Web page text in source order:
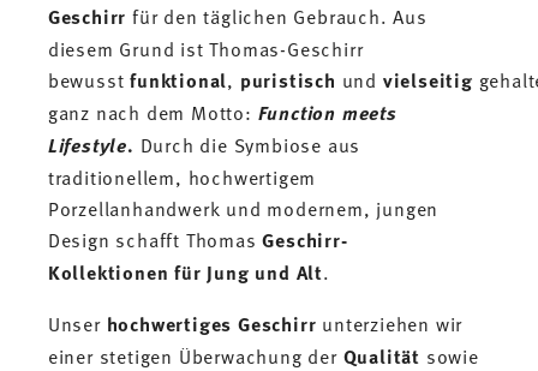
Geschirr für den täglichen Gebrauch. Aus
diesem Grund ist Thomas-Geschirr
bewusst funktional, puristisch und vielseitig
ganz nach dem Motto: Function meets
Lifestyle. Durch die Symbiose aus
traditionellem, hochwertigem
Porzellanhandwerk und modernem, jungen
Design schafft ThomasGeschirr-
Kollektionen für Jung und Alt.
Unser hochwertiges Geschirr unterziehen wir
einer stetigen Überwachung der Qualität sowie